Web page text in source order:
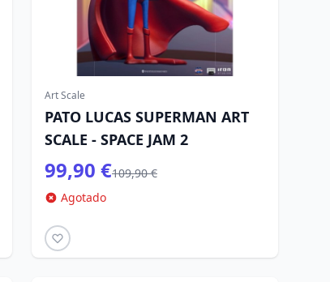
Art Scale
PATO LUCAS SUPERMAN ART
SCALE - SPACE JAM 2
99,90 €109,90 €
Agotado